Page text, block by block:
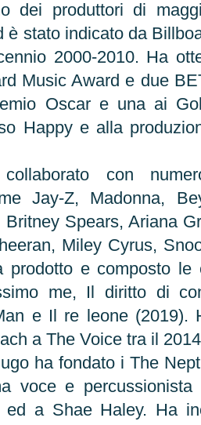
dei produttori di
è stato indicato da
2000-2010. Ha
Music Award e due
Oscar e una ai
Happy e alla
con
Jay-Z, Madonna,
Britney Spears, Ariana
Miley Cyrus,
prodotto e composto le
me, Il diritto di
e Il re leone (2019).
a The Voice tra il
ha fondato i The
voce e
ed a Shae Haley. Ha